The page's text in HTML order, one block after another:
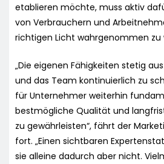
etablieren möchte, muss aktiv
von Verbrauchern und
richtigen Licht wahrgenommen zu
„Die eigenen Fähigkeiten stetig
und das Team kontinuierlich zu
für Unternehmer weiterhin
bestmögliche Qualität und
zu gewährleisten“, fährt der
fort. „Einen sichtbaren
sie alleine dadurch aber nicht.